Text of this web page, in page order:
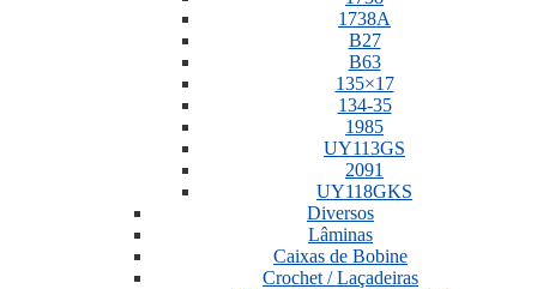
1738A
B27
B63
135×17
134-35
1985
UY113GS
2091
UY118GKS
Diversos
Lâminas
Caixas de Bobine
Crochet / Laçadeiras